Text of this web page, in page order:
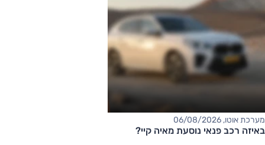
מערכת אוטו, 06/08/2026
באיזה רכב פנאי נוסעת מאיה קיי?